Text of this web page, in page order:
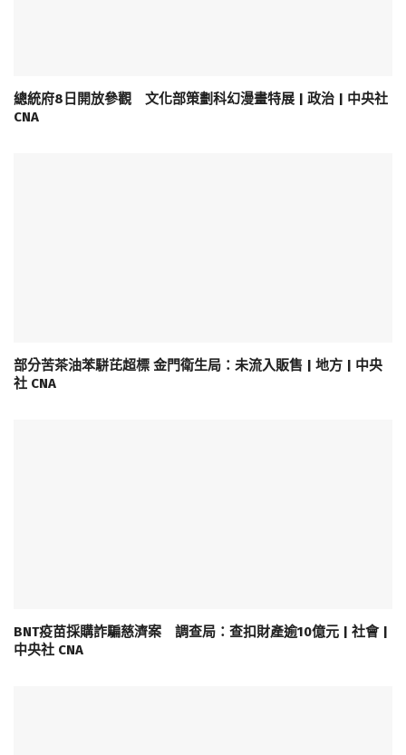
總統府8日開放參觀 文化部策劃科幻漫畫特展 | 政治 | 中央社
CNA
部分苦茶油苯駢芘超標 金門衛生局：未流入販售 | 地方 | 中央
社 CNA
BNT疫苗採購詐騙慈濟案 調查局：查扣財產逾10億元 | 社會 |
中央社 CNA